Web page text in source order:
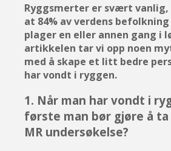
Ryggsmerter er svært
at 84% av verdens
plager en eller annen gang i
artikkelen tar vi opp noen
med å skape et litt bedre
har vondt i ryggen.
1. Når man har vondt i
første man bør gjøre å
MR undersøkelse?